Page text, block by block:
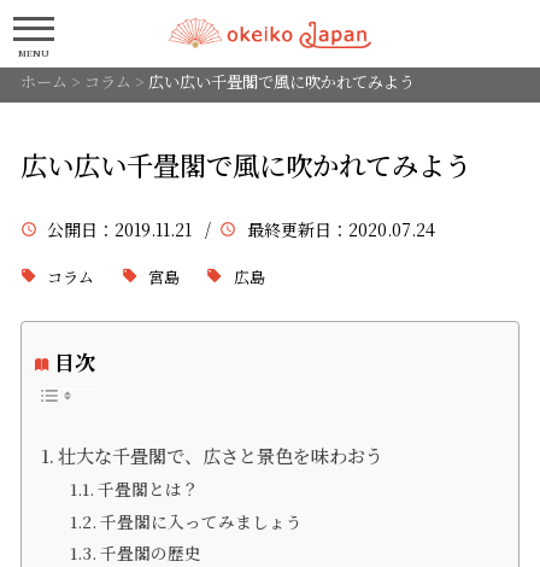
MENU
ホーム > コラム > 広い広い千畳閣で風に吹かれてみよう
広い広い千畳閣で風に吹かれてみよう
公開日 ：2019.11.21 / 最終更新日 ：2020.07.24
コラム 宮島 広島
目次
壮大な千畳閣で、広さと景色を味わおう
千畳閣とは？
千畳閣に入ってみましょう
千畳閣の歴史